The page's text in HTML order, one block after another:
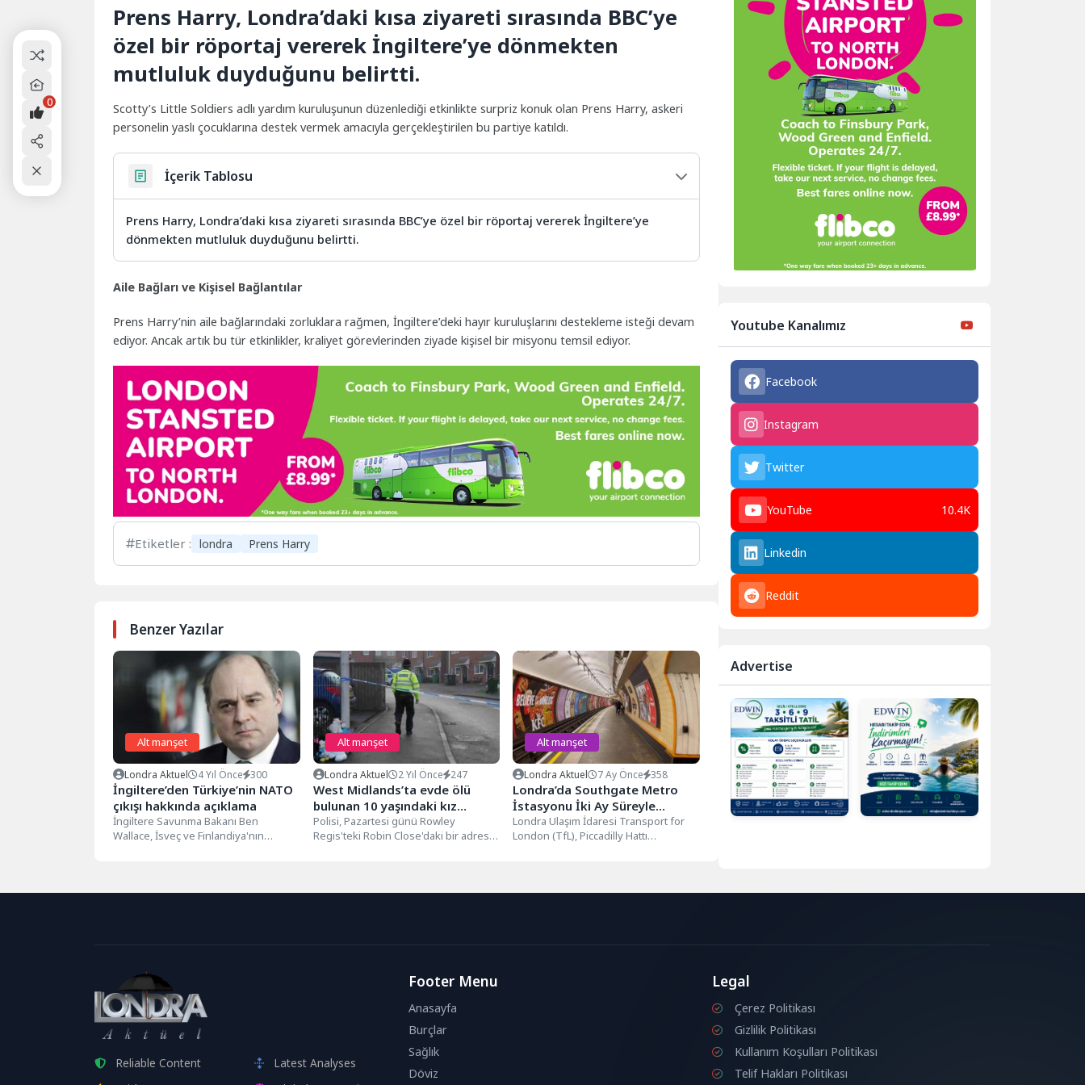
Prens Harry, Londra’daki kısa ziyareti sırasında BBC’ye
özel bir röportaj vererek İngiltere’ye dönmekten
mutluluk duyduğunu belirtti.
Scotty’s Little Soldiers adlı yardım kuruluşunun düzenlediği etkinlikte surpriz konuk olan Prens Harry, askeri
personelin yaslı çocuklarına destek vermek amacıyla gerçekleştirilen bu partiye katıldı.
İçerik Tablosu
Prens Harry, Londra’daki kısa ziyareti sırasında BBC’ye özel bir röportaj vererek İngiltere’ye
dönmekten mutluluk duyduğunu belirtti.
Aile Bağları ve Kişisel Bağlantılar
Prens Harry’nin aile bağlarındaki zorluklara rağmen, İngiltere’deki hayır kuruluşlarını destekleme isteği devam
ediyor. Ancak artık bu tür etkinlikler, kraliyet görevlerinden ziyade kişisel bir misyonu temsil ediyor.
Etiketler : londra Prens Harry
Benzer Yazılar
Alt manşet
Londra Aktuel 4 Yıl Önce 300
İngiltere’den Türkiye’nin NATO
çıkışı hakkında açıklama
İngiltere Savunma Bakanı Ben
Wallace, İsveç ve Finlandiya'nın
Alt manşet
Londra Aktuel 2 Yıl Önce 247
West Midlands’ta evde ölü
bulunan 10 yaşındaki kız
çocuğu için anma töreni
düzenlendi
Polisi, Pazartesi günü Rowley
Regis'teki Robin Close'daki bir adreste
Alt manşet
Londra Aktuel 7 Ay Önce 358
Londra’da Southgate Metro
İstasyonu İki Ay Süreyle
Kısmen Kapatılıyor
Londra Ulaşım İdaresi Transport for
London (TfL), Piccadilly Hattı
Youtube Kanalımız
Facebook
Instagram
Twitter
YouTube 10.4K
Linkedin
Reddit
Advertise
Reliable Content
Latest Analyses
Footer Menu
Anasayfa
Burçlar
Sağlık
Döviz
Legal
Çerez Politikası
Gizlilik Politikası
Kullanım Koşulları Politikası
Telif Hakları Politikası
0